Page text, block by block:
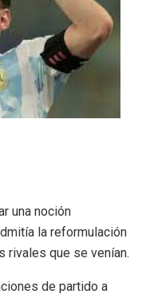
una noción
la reformulación
rivales que se venían.
de partido a